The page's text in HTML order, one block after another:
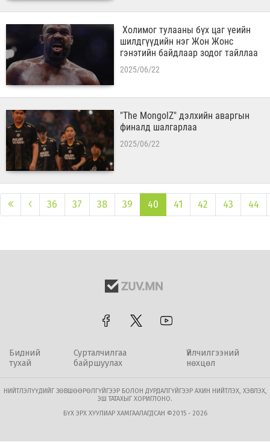
​ Холимог тулааны бүх цаг үеийн
шилдгүүдийн нэг Жон Жонс
гэнэтийн байдлаар зодог тайллаа
2025/06/22
"The MongolZ" дэлхийн аваргын
финалд шалгарлаа
2025/06/22
36 37 38 39 40 41 42 43 44
Бидний
тухай
Сурталчилгаа
байршуулах
Үйлчилгээний
нөхцөл
НИЙТЛЭЛҮҮДИЙГ ЗӨВШӨӨРӨЛГҮЙГЭЭР БОЛОН ДУРДАЛГҮЙГЭЭР АХИН НИЙТЛЭХ, ХЭВЛЭХ,
ЭШ ТАТАХЫГ ХОРИГЛОНО.
БҮХ ЭРХ ХУУЛИАР ХАМГААЛАГДСАН ©2015 - 2026